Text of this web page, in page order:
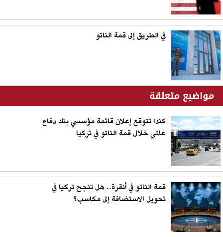
في الطريق إلى قمة الناتو
مواضيع متعلقة
كندا تتوقع إعلان قائمة مؤسسي بنك دفاع
عالمي خلال قمة الناتو في تركيا
قمة الناتو في أنقرة.. هل تنجح تركيا في
تحويل الاستضافة إلى مكاسب؟